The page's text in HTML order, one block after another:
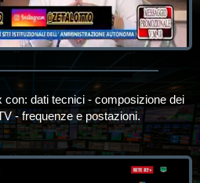
con: dati tecnici - composizione dei
- frequenze e postazioni.